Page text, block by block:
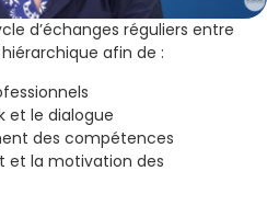
d’échanges réguliers entre
afin de :
et le dialogue
des compétences
et la motivation des